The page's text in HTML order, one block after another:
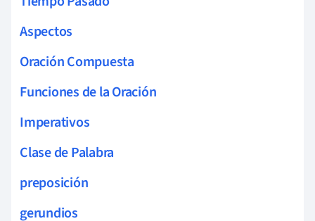
Aspectos
Oración Compuesta
Funciones de la Oración
Imperativos
Clase de Palabra
preposición
gerundios